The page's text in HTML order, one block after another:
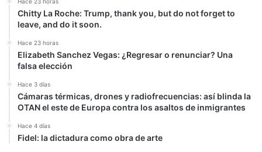
Chitty La Roche: Trump, thank you, but do not forget to
leave, and do it soon.
Hace 23 horas
Elizabeth Sanchez Vegas: ¿Regresar o renunciar? Una
falsa elección
Hace 3 días
Cámaras térmicas, drones y radiofrecuencias: así blinda la
OTAN el este de Europa contra los asaltos de inmigrantes
Hace 4 días
Fidel: la dictadura como obra de arte